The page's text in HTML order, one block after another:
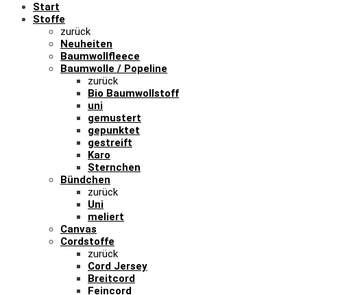
Start
Stoffe
zurück
Neuheiten
Baumwollfleece
Baumwolle / Popeline
zurück
Bio Baumwollstoff
uni
gemustert
gepunktet
gestreift
Karo
Sternchen
Bündchen
zurück
Uni
meliert
Canvas
Cordstoffe
zurück
Cord Jersey
Breitcord
Feincord